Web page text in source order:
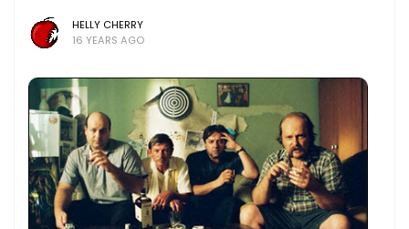
HELLY CHERRY
16 YEARS AGO